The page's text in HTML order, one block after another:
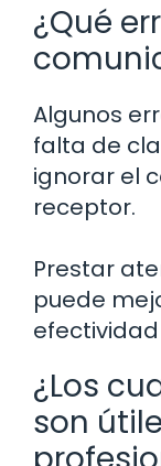
¿Qué
Algunos
falta de
ignorar el
receptor.
Prestar
puede
¿Los
son